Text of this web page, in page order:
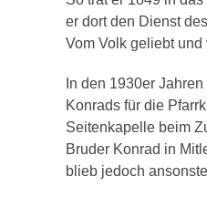
er dort den Dienst
Vom Volk geliebt
In den 1930er
Konrads für die
Seitenkapelle beim
Bruder Konrad in
blieb jedoch